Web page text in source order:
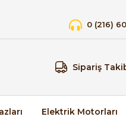
0 (216)
Sipariş
Elektrik Motorları